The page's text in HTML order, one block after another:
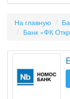
На главную
Банк «ФК